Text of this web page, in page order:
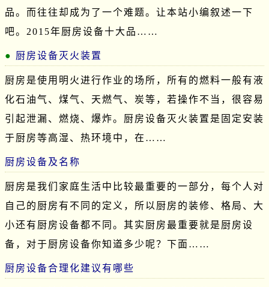
品。而往往却成为了一个难题。让本站小编叙述一下
吧。2015年厨房设备十大品……
厨房设备灭火装置
厨房是使用明火进行作业的场所，所有的燃料一般有液
化石油气、煤气、天燃气、炭等，若操作不当，很容易
引起泄漏、燃烧、爆炸。厨房设备灭火装置是固定安装
于厨房等高湿、热环境中，在……
厨房设备及名称
厨房是我们家庭生活中比较最重要的一部分，每个人对
自己的厨房有不同的定义，所以厨房的装修、格局、大
小还有厨房设备都不同。其实厨房最重要就是厨房设
备，对于厨房设备你知道多少呢？下面……
厨房设备合理化建议有哪些